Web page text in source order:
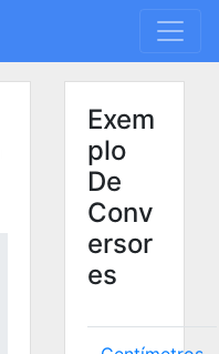
Exem
plo
De
Conv
ersor
es